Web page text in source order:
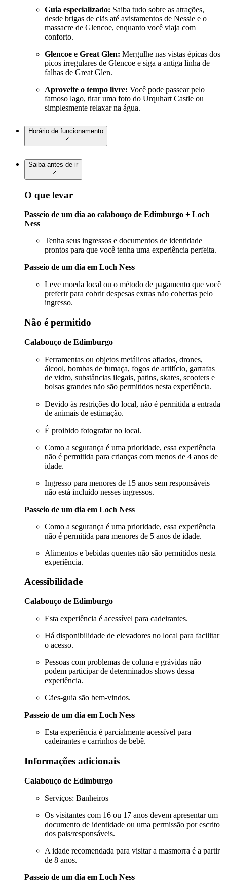
Guia especializado: Saiba tudo sobre as atrações,
desde brigas de clãs até avistamentos de Nessie e o
massacre de Glencoe, enquanto você viaja com
conforto.
Glencoe e Great Glen: Mergulhe nas vistas épicas dos
picos irregulares de Glencoe e siga a antiga linha de
falhas de Great Glen.
Aproveite o tempo livre: Você pode passear pelo
famoso lago, tirar uma foto do Urquhart Castle ou
simplesmente relaxar na água.
Horário de funcionamento
Saiba antes de ir
O que levar
Passeio de um dia ao calabouço de Edimburgo + Loch
Ness
Tenha seus ingressos e documentos de identidade
prontos para que você tenha uma experiência perfeita.
Passeio de um dia em Loch Ness
Leve moeda local ou o método de pagamento que você
preferir para cobrir despesas extras não cobertas pelo
ingresso.
Não é permitido
Calabouço de Edimburgo
Ferramentas ou objetos metálicos afiados, drones,
álcool, bombas de fumaça, fogos de artifício, garrafas
de vidro, substâncias ilegais, patins, skates, scooters e
bolsas grandes não são permitidos nesta experiência.
Devido às restrições do local, não é permitida a entrada
de animais de estimação.
É proibido fotografar no local.
Como a segurança é uma prioridade, essa experiência
não é permitida para crianças com menos de 4 anos de
idade.
Ingresso para menores de 15 anos sem responsáveis
não está incluído nesses ingressos.
Passeio de um dia em Loch Ness
Como a segurança é uma prioridade, essa experiência
não é permitida para menores de 5 anos de idade.
Alimentos e bebidas quentes não são permitidos nesta
experiência.
Acessibilidade
Calabouço de Edimburgo
Esta experiência é acessível para cadeirantes.
Há disponibilidade de elevadores no local para facilitar
o acesso.
Pessoas com problemas de coluna e grávidas não
podem participar de determinados shows dessa
experiência.
Cães-guia são bem-vindos.
Passeio de um dia em Loch Ness
Esta experiência é parcialmente acessível para
cadeirantes e carrinhos de bebê.
Informações adicionais
Calabouço de Edimburgo
Serviços: Banheiros
Os visitantes com 16 ou 17 anos devem apresentar um
documento de identidade ou uma permissão por escrito
dos pais/responsáveis.
A idade recomendada para visitar a masmorra é a partir
de 8 anos.
Passeio de um dia em Loch Ness